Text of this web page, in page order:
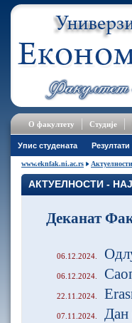
О факултету Студије
Упис студената Резултати
www.eknfak.ni.ac.rs Актуелности
АКТУЕЛНОСТИ -
Деканат
06.12.2024.
06.12.2024.
22.11.2024.
07.11.2024. Дан